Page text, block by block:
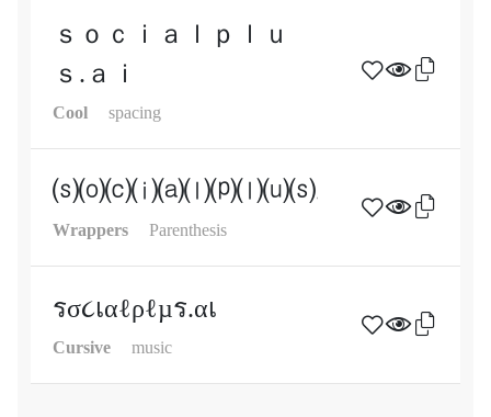
ｓｏｃｉａｌｐｌｕ
ｓ.ａｉ
Cool spacing
⒮⒪⒞⒤⒜⒧⒫⒧⒰⒮.⒜⒤
Wrappers Parenthesis
รσ૮เαℓρℓµร.αเ
Cursive music